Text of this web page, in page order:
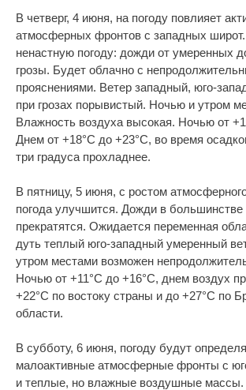
В четверг, 4 июня, на погоду повлияет
атмосферных фронтов с западных
ненастную погоду: дожди от умеренных
грозы. Будет облачно с
прояснениями. Ветер западный, юго-
при грозах порывистый. Ночью и утром
Влажность воздуха высокая. Ночью от
Днем от +18°С до +23°С, во время
три градуса прохладнее.
В пятницу, 5 июня, с ростом
погода улучшится. Дожди в большинстве
прекратятся. Ожидается переменная
дуть теплый юго-западный умеренный
утром местами возможен
Ночью от +11°С до +16°С, днем воздух
+22°С по востоку страны и до +27°С по
области.
В субботу, 6 июня, погоду будут
малоактивные атмосферные фронты с
и теплые, но влажные воздушные массы.